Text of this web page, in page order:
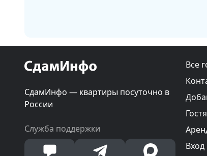
СдамИнфо — квартиры посуточно в
России
Служба поддержки
Все
Вход